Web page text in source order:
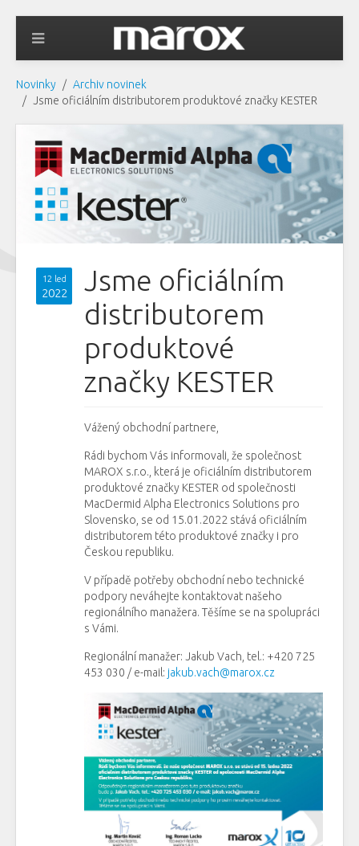
Novinky
Archiv novinek
Jsme oficiálním distributorem produktové značky KESTER
12 led
2022
Jsme oficiálním
distributorem
produktové
značky KESTER
Vážený obchodní partnere,
Rádi bychom Vás informovali, že společnost
MAROX s.r.o., která je oficiálním distributorem
produktové značky KESTER od společnosti
MacDermid Alpha Electronics Solutions pro
Slovensko, se od 15.01.2022 stává oficiálním
distributorem této produktové značky i pro
Českou republiku.
V případě potřeby obchodní nebo technické
podpory neváhejte kontaktovat našeho
regionálního manažera. Těšíme se na spolupráci
s Vámi.
Regionální manažer: Jakub Vach, tel.: +420 725
453 030 / e-mail: jakub.vach@marox.cz